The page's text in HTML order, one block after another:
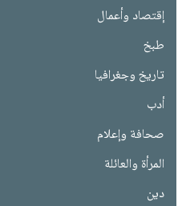
إقتصاد وأعمال
طبخ
تاريخ وجغرافيا
أدب
صحافة وإعلام
المرأة والعائلة
دين